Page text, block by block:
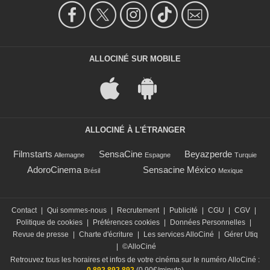
ALLOCINÉ SUR MOBILE
ALLOCINÉ À L'ÉTRANGER
Filmstarts Allemagne SensaCine Espagne Beyazperde Turquie
AdoroCinema Brésil Sensacine México Mexique
Contact Qui sommes-nous Recrutement Publicité CGU CGV
Politique de cookies
Préférences cookies Données Personnelles
Revue de presse
Charte d'écriture Les services AlloCiné
Gérer Utiq
©AlloCiné
Retrouvez tous les horaires et infos de votre cinéma sur le numéro AlloCiné :